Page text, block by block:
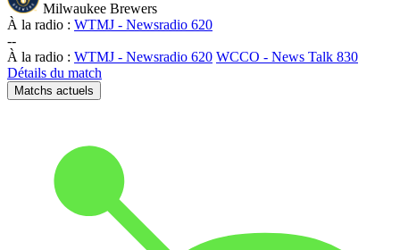
Milwaukee Brewers
À la radio : WTMJ - Newsradio 620
--
À la radio : WTMJ - Newsradio 620 WCCO - News Talk 830
Détails du match
Matchs actuels